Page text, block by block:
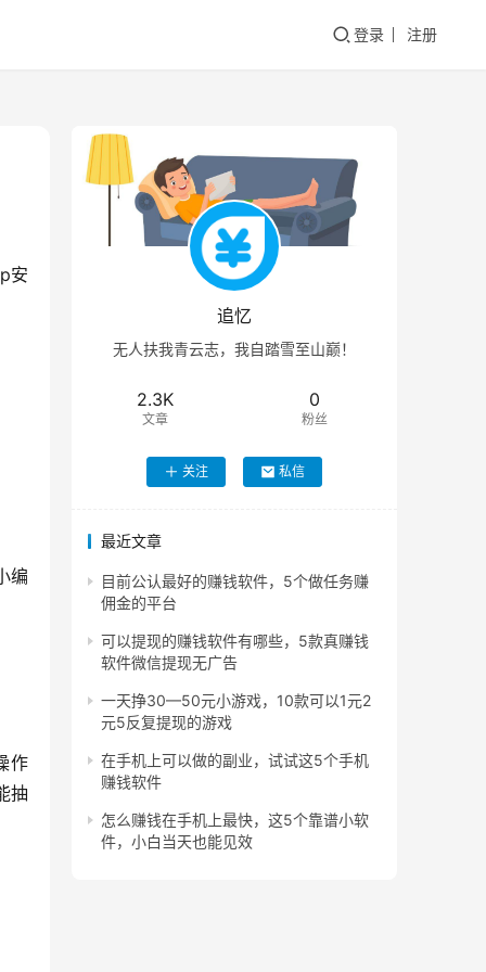
登录 注册
安
编
作
抽
追忆
无人扶我青云志，我自踏雪至山巅！
2.3K
文章
0
粉丝
关注 私信
最近文章
目前公认最好的赚钱软件，5个做任务赚
佣金的平台
可以提现的赚钱软件有哪些，5款真赚钱
软件微信提现无广告
一天挣30—50元小游戏，10款可以1元2
元5反复提现的游戏
在手机上可以做的副业，试试这5个手机
赚钱软件
怎么赚钱在手机上最快，这5个靠谱小软
件，小白当天也能见效